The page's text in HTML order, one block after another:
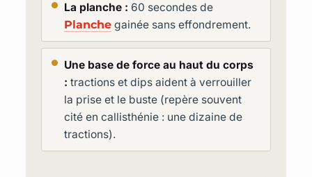
La planche : 60 secondes de
Planche gainée sans effondrement.
Une base de force au haut du corps
: tractions et dips aident à verrouiller
la prise et le buste (repère souvent
cité en callisthénie : une dizaine de
tractions).